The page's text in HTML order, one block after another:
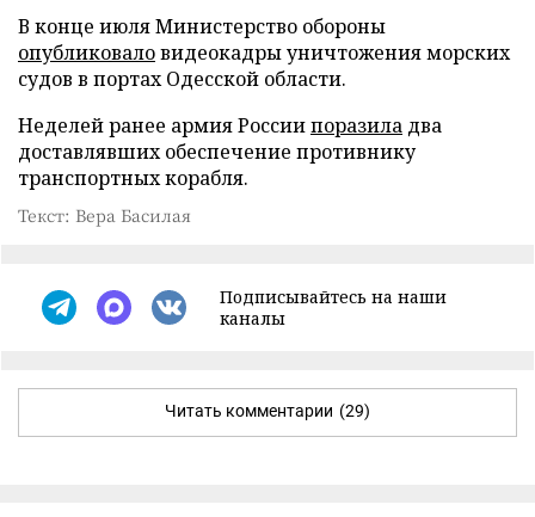
В конце июля Министерство обороны
опубликоваловидеокадры уничтожения морских
судов в портах Одесской области.
Неделей ранее армия Россиипоразила два
доставлявших обеспечение противнику
транспортных корабля.
Текст: Вера Басилая
Подписывайтесь на наши
каналы
Читать комментарии (29)